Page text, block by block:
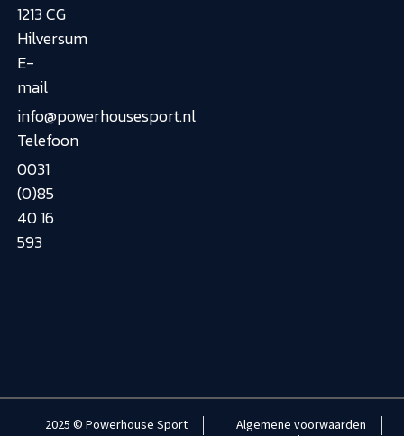
1213 CG
Hilversum
E-
mail
info@powerhousesport.nl
Telefoon
0031
(0)85
40 16
593
2025 © Powerhouse Sport
Algemene voorwaarden